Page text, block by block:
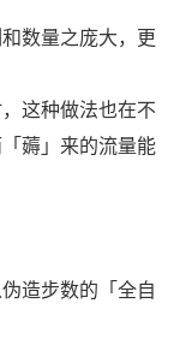
数量之庞大，更
这种做法也在不
薅」来的流量能
造步数的「全自